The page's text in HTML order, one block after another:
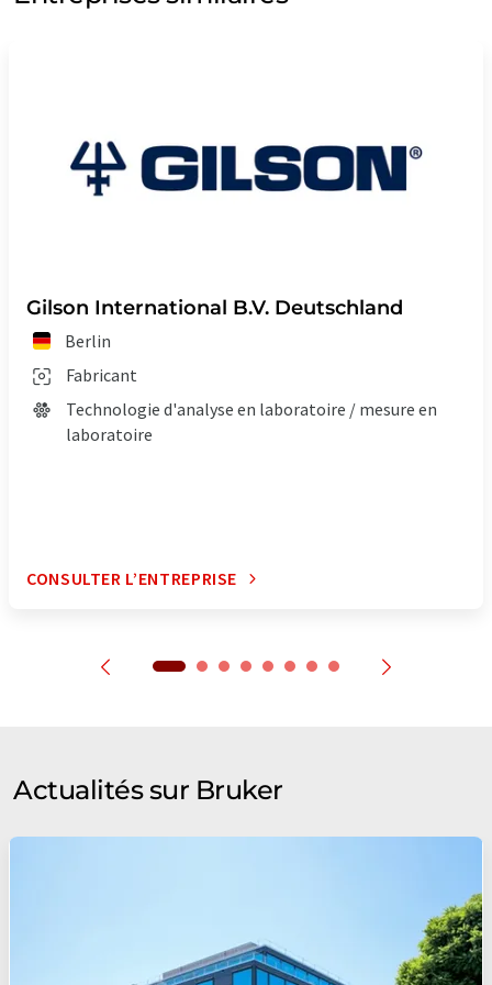
Gilson International B.V. Deutschland
Berlin
Fabricant
Technologie d'analyse en laboratoire / mesure en
laboratoire
CONSULTER L’ENTREPRISE
Actualités sur Bruker